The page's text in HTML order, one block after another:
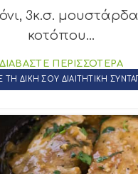
3κ.σ.
κοτόπου...
ΔΙΑΒΑΣΤΕ ΠΕΡΙΣΣΟΤΕΡΑ
ΤΗ ΔΙΚΗ ΣΟΥ ΔΙΑΙΤΗΤΙΚΗ